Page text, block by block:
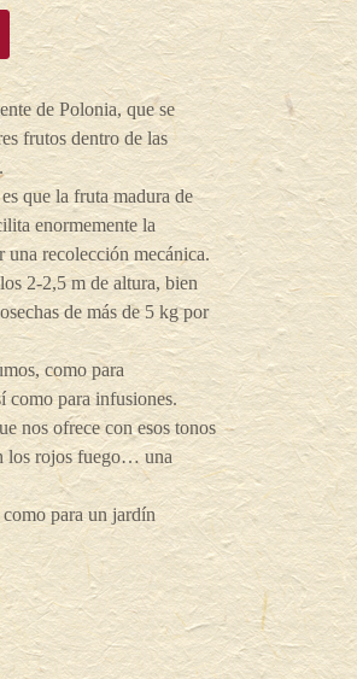
de Polonia, que se
frutos dentro de las
que la fruta madura de
enormemente la
una recolección mecánica.
2-2,5 m de altura, bien
de más de 5 kg por
como para
como para infusiones.
nos ofrece con esos tonos
los rojos fuego… una
para un jardín